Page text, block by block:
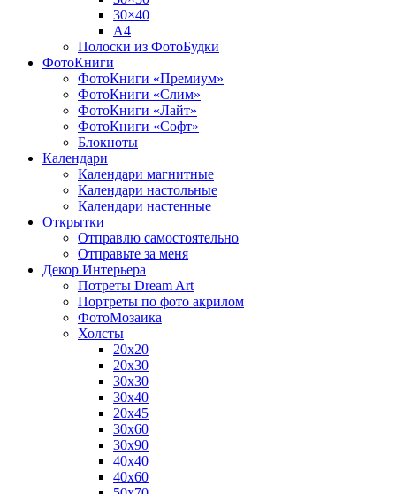
30×40
A4
Полоски из ФотоБудки
ФотоКниги
ФотоКниги «Премиум»
ФотоКниги «Слим»
ФотоКниги «Лайт»
ФотоКниги «Софт»
Блокноты
Календари
Календари магнитные
Календари настольные
Календари настенные
Открытки
Отправлю самостоятельно
Отправьте за меня
Декор Интерьера
Потреты Dream Art
Портреты по фото акрилом
ФотоМозаика
Холсты
20х20
20х30
30х30
30х40
20х45
30х60
30х90
40х40
40х60